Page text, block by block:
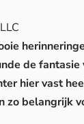
de fantasie
hier vast
zo belangrijk